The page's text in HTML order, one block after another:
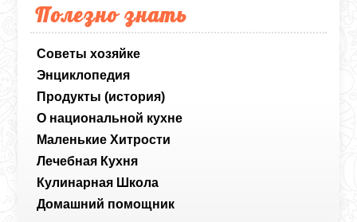
Полезно знать
Советы хозяйке
Энциклопедия
Продукты (история)
О национальной кухне
Маленькие Хитрости
Лечебная Кухня
Кулинарная Школа
Домашний помощник